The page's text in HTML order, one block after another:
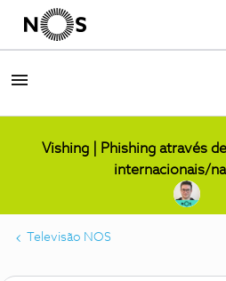
Vishing | Phishing através
internacionais/
Televisão NOS